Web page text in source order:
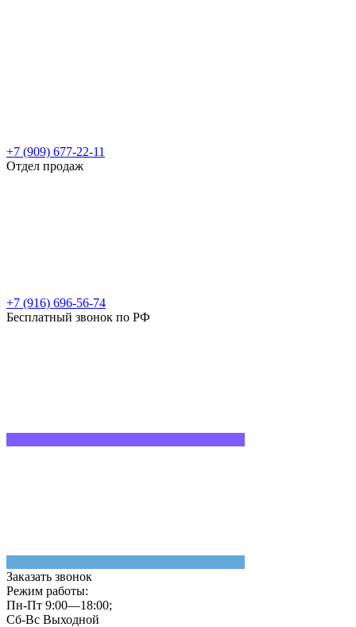
+7 (909) 677-22-11
Отдел продаж
+7 (916) 696-56-74
Бесплатный звонок по РФ
Заказать звонок
Режим работы:
Пн-Пт 9:00—18:00;
Сб-Вс Выходной